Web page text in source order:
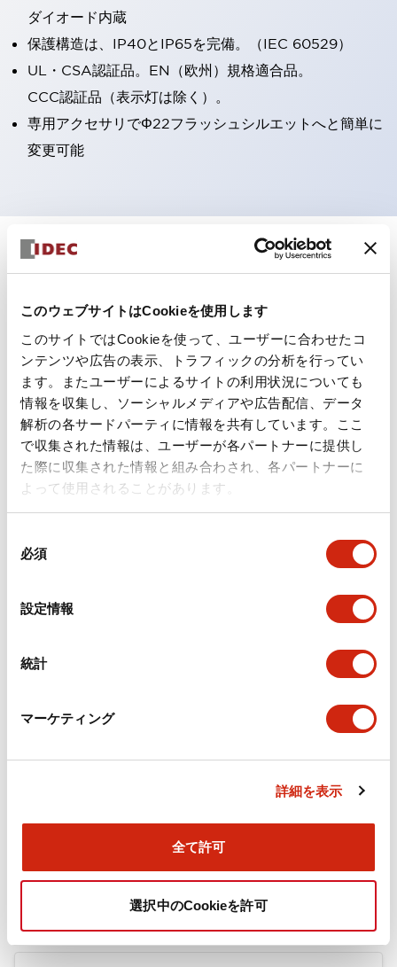
このウェブサイトはCookieを使用します
このサイトではCookieを使って、ユーザーに合わせたコ
ンテンツや広告の表示、トラフィックの分析を行ってい
ます。またユーザーによるサイトの利用状況についても
情報を収集し、ソーシャルメディアや広告配信、データ
解析の各サードパーティに情報を共有しています。ここ
で収集された情報は、ユーザーが各パートナーに提供し
た際に収集された情報と組み合わされ、各パートナーに
よって使用されることがあります。
必須
設定情報
統計
マーケティング
詳細を表示
全て許可
選択中のCookieを許可
ダイオード内蔵
保護構造は、IP40とIP65を完備。（IEC 60529）
UL・CSA認証品。EN（欧州）規格適合品。
CCC認証品（表示灯は除く）。
専用アクセサリでΦ22フラッシュシルエットへと簡単に
変更可能
仕様 すべて展開 +
環境仕様
機能仕様
機械的仕様
取付設置仕様
カタログ
A6シリーズ φ16小形コントロールユニット（日本語）
フラッシュベゼル［アクセサリ］ LB/A6・LW シリーズ
2025/03/28.PDF617.63KB